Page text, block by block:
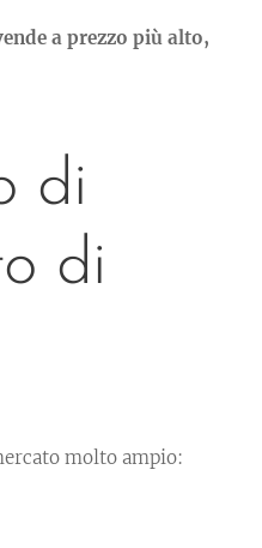
a prezzo più alto,
di
di
molto ampio: